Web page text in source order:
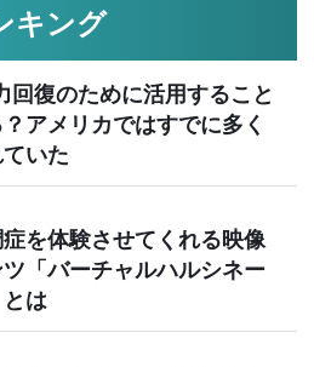
キング
回復のために活用すること
アメリカではすでに多く
いた
を体験させてくれる映像
「バーチャルハルシネー
は